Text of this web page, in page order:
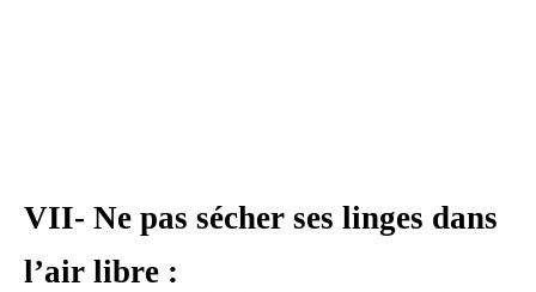
VII- Ne pas sécher ses linges dans
l’air libre :